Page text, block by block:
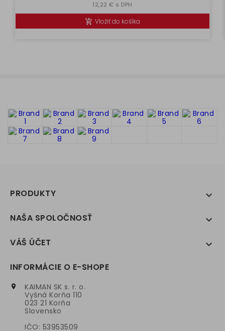
12,22 € s DPH
 Vložiť do košíka
PRODUKTY 
NAŠA SPOLOČNOSŤ 
VÁŠ ÚČET 
INFORMÁCIE O E-SHOPE

KAIMAN SK s. r. o.
Vyšná Korňa 110
023 21 Korňa
Slovensko
IČO: 53953509